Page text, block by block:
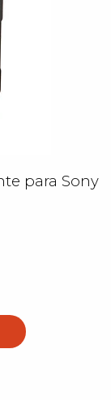
para Sony